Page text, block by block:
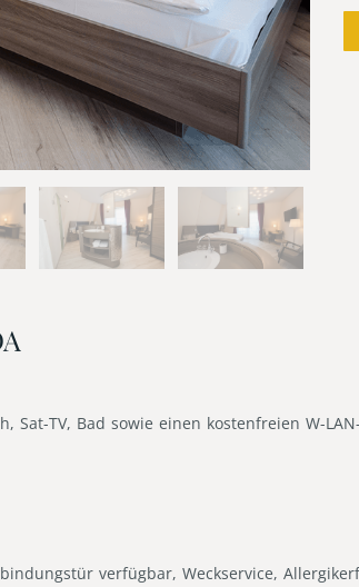
TV, Bad sowie einen kostenfreien W-
verfügbar, Weckservice,